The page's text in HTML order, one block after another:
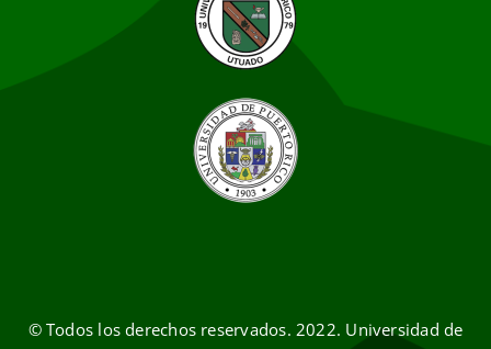
© Todos los derechos reservados. 2022. Universidad de